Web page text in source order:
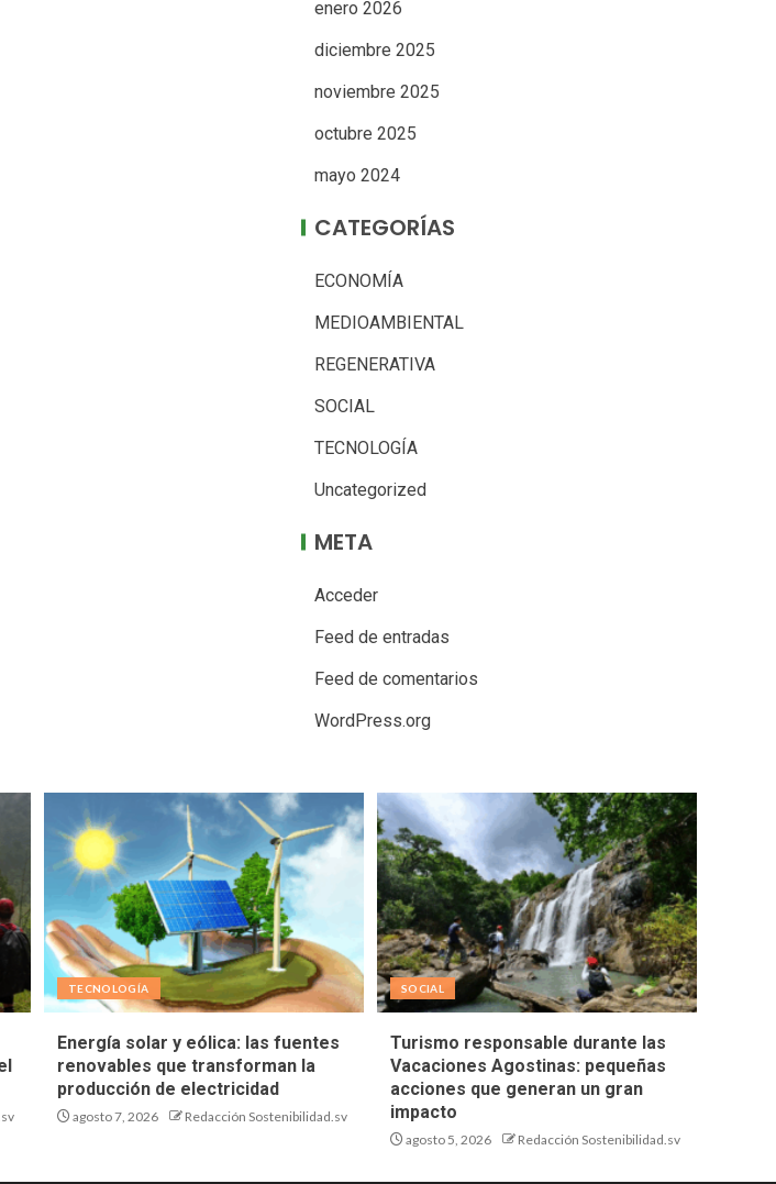
enero 2026
diciembre 2025
noviembre 2025
octubre 2025
mayo 2024
CATEGORÍAS
ECONOMÍA
MEDIOAMBIENTAL
REGENERATIVA
SOCIAL
TECNOLOGÍA
Uncategorized
META
Acceder
Feed de entradas
Feed de comentarios
WordPress.org
TECNOLOGÍA
Energía solar y eólica: las fuentes
renovables que transforman la
producción de electricidad
agosto 7, 2026 Redacción Sostenibilidad.sv
SOCIAL
Turismo responsable durante las
Vacaciones Agostinas: pequeñas
acciones que generan un gran
impacto
agosto 5, 2026 Redacción Sostenibilidad.sv